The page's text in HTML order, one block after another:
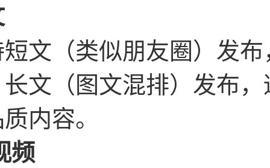
文（类似朋友圈）发
文（图文混排）发布
内容。
频